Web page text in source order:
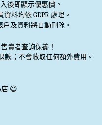
入後即顯示優惠價。
資料均依 GDPR 處理。
戶及資料將自動刪除。
賣者查詢保養！
款；不會收取任何額外費用。
😃